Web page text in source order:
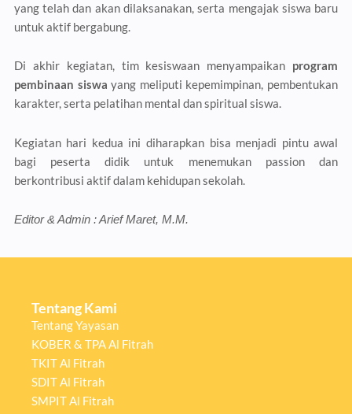
yang telah dan akan dilaksanakan, serta mengajak siswa baru
untuk aktif bergabung.
Di akhir kegiatan, tim kesiswaan menyampaikan program
pembinaan siswa yang meliputi kepemimpinan, pembentukan
karakter, serta pelatihan mental dan spiritual siswa.
Kegiatan hari kedua ini diharapkan bisa menjadi pintu awal
bagi peserta didik untuk menemukan passion dan
berkontribusi aktif dalam kehidupan sekolah.
Editor & Admin : Arief Maret, M.M.
Tentang Kami
Tentang Yayasan
KOBER & TPA Al Fitrah
TKIT Al Fitrah
SDIT Al Fitrah
SMPIT Al Fitrah